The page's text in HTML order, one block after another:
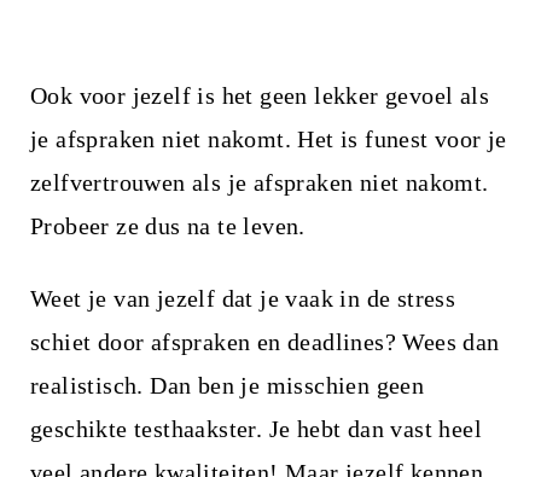
Ook voor jezelf is het geen lekker gevoel als
je afspraken niet nakomt. Het is funest voor je
zelfvertrouwen als je afspraken niet nakomt.
Probeer ze dus na te leven.
Weet je van jezelf dat je vaak in de stress
schiet door afspraken en deadlines? Wees dan
realistisch. Dan ben je misschien geen
geschikte testhaakster. Je hebt dan vast heel